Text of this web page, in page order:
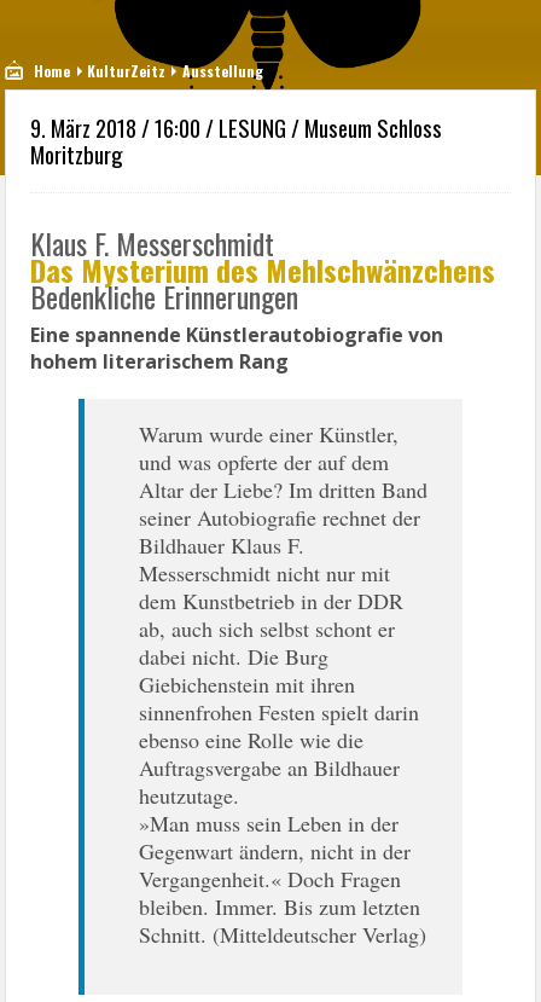
Home KulturZeitz Ausstellung
9. März 2018 / 16:00 / LESUNG / Museum Schloss
Moritzburg
Klaus F. Messerschmidt
Das Mysterium des Mehlschwänzchens
Bedenkliche Erinnerungen
Eine spannende Künstlerautobiografie von
hohem literarischem Rang
Warum wurde einer Künstler,
und was opferte der auf dem
Altar der Liebe? Im dritten Band
seiner Autobiografie rechnet der
Bildhauer Klaus F.
Messerschmidt nicht nur mit
dem Kunstbetrieb in der DDR
ab, auch sich selbst schont er
dabei nicht. Die Burg
Giebichenstein mit ihren
sinnenfrohen Festen spielt darin
ebenso eine Rolle wie die
Auftragsvergabe an Bildhauer
heutzutage.
»Man muss sein Leben in der
Gegenwart ändern, nicht in der
Vergangenheit.« Doch Fragen
bleiben. Immer. Bis zum letzten
Schnitt. (Mitteldeutscher Verlag)